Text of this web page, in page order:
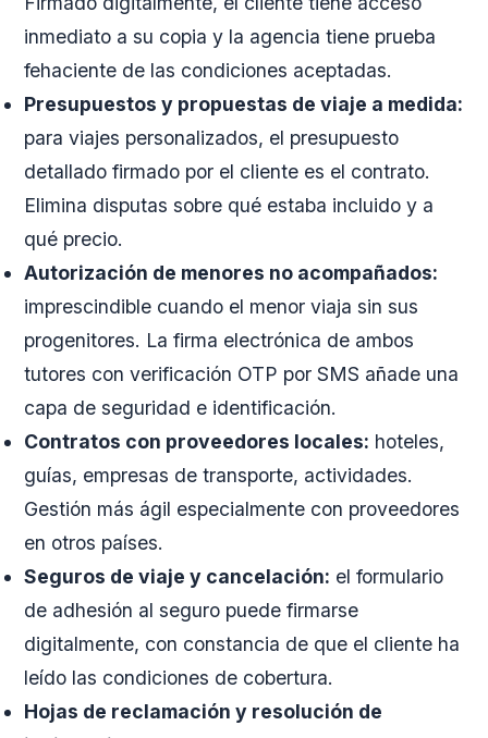
inmediato a su copia y la agencia tiene prueba
fehaciente de las condiciones aceptadas.
Presupuestos y propuestas de viaje a medida:
para viajes personalizados, el presupuesto
detallado firmado por el cliente es el contrato.
Elimina disputas sobre qué estaba incluido y a
qué precio.
Autorización de menores no acompañados:
imprescindible cuando el menor viaja sin sus
progenitores. La firma electrónica de ambos
tutores con verificación OTP por SMS añade una
capa de seguridad e identificación.
Contratos con proveedores locales: hoteles,
guías, empresas de transporte, actividades.
Gestión más ágil especialmente con proveedores
en otros países.
Seguros de viaje y cancelación: el formulario
de adhesión al seguro puede firmarse
digitalmente, con constancia de que el cliente ha
leído las condiciones de cobertura.
Hojas de reclamación y resolución de